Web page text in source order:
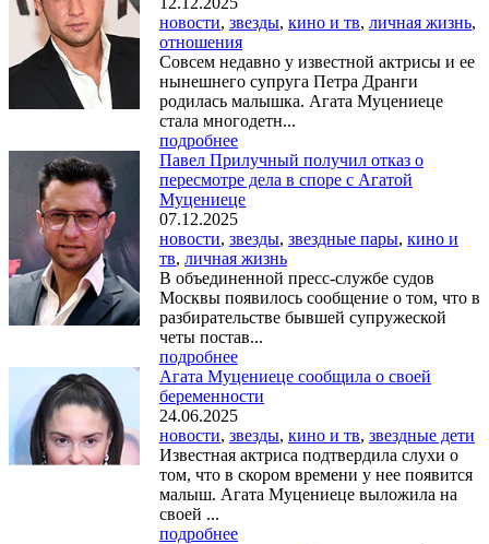
новости, звезды, кино и тв, личная жизнь,
отношения
Совсем недавно у известной актрисы и ее
нынешнего супруга Петра Дранги
родилась малышка. Агата Муцениеце
стала многодетн...
подробнее
Павел Прилучный получил отказ о
пересмотре дела в споре с Агатой
Муцениеце
07.12.2025
новости, звезды, звездные пары, кино и
тв, личная жизнь
В объединенной пресс-службе судов
Москвы появилось сообщение о том, что в
разбирательстве бывшей супружеской
четы постав...
подробнее
Агата Муцениеце сообщила о своей
беременности
24.06.2025
новости, звезды, кино и тв, звездные дети
Известная актриса подтвердила слухи о
том, что в скором времени у нее появится
малыш. Агата Муцениеце выложила на
своей ...
подробнее